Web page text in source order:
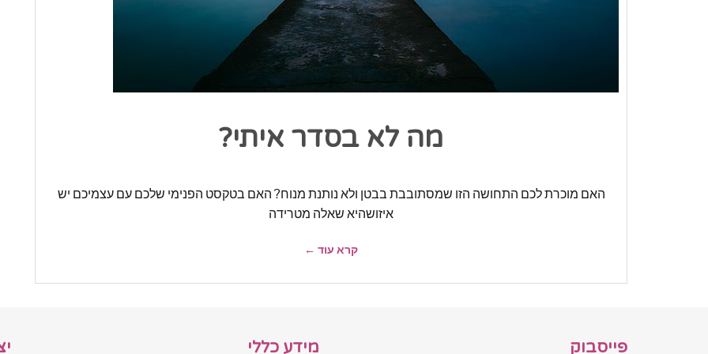
מה לא בסדר איתי?
האם מוכרת לכם התחושה הזו שמסתובבת בבטן ולא נותנת מנוח? האם בטקסט הפנימי שלכם עם עצמיכם יש
איזושהיא שאלה מטרידה
קרא עוד ←
פייסבוק מידע כללי